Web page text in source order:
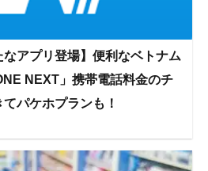
アプリ登場】便利なベトナム
NEXT」携帯電話料金のチ
パケホプランも！